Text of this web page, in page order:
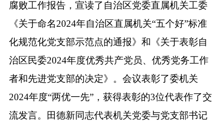
腐败工作报告，宣读了自治区党委直属机关工委
《关于命名2024年自治区直属机关“五个好”标准
化规范化党支部示范点的通报》和《关于表彰自
治区民委2024年度优秀共产党员、优秀党务工作
者和先进党支部的决定》。会议表彰了委机关
2024年度“两优一先”，获得表彰的3位代表作了交
流发言。田德新同志代表机关党委与党支部书记